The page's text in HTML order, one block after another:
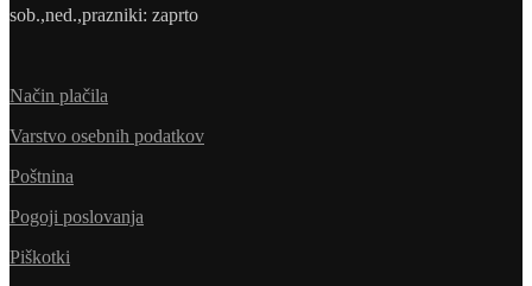
sob.,ned.,prazniki: zaprto
Način plačila
Varstvo osebnih podatkov
Poštnina
Pogoji poslovanja
Piškotki